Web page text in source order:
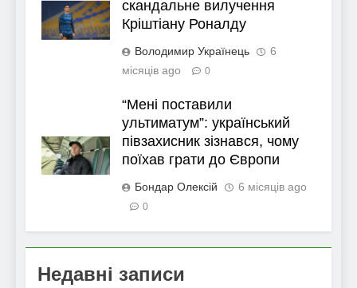
скандальне вилучення
Кріштіану Роналду
Володимир Українець
6
місяців ago
0
“Мені поставили
ультиматум”: український
півзахисник зізнався, чому
поїхав грати до Європи
Бондар Олексій 6 місяців ago
0
Недавні записи